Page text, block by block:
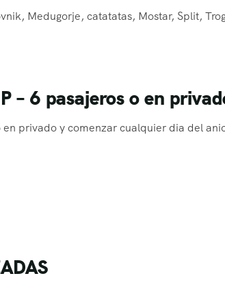
Medugorje, catatatas, Mostar, Split,
– 6 pasajeros o en
privado y comenzar cualquier dia del